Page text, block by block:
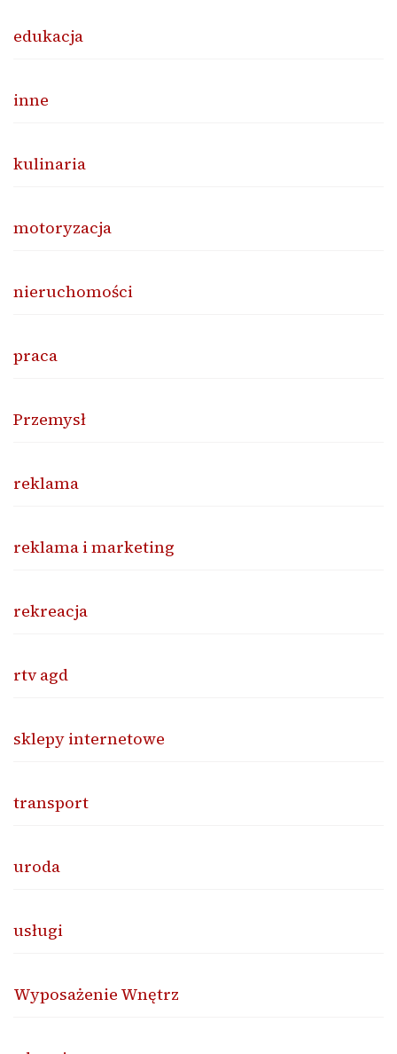
edukacja
inne
kulinaria
motoryzacja
nieruchomości
praca
Przemysł
reklama
reklama i marketing
rekreacja
rtv agd
sklepy internetowe
transport
uroda
usługi
Wyposażenie Wnętrz